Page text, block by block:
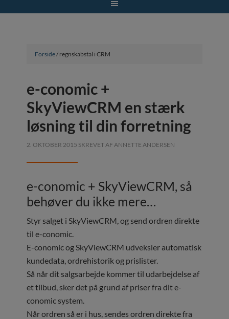
Forside/ regnskabstal i CRM
e-conomic +
SkyViewCRM en stærk
løsning til din forretning
2. OKTOBER 2015 SKREVET AFANNETTE ANDERSEN
e-conomic + SkyViewCRM, så
behøver du ikke mere…
Styr salget i SkyViewCRM, og send ordren direkte
til e-conomic.
E-conomic og SkyViewCRM udveksler automatisk
kundedata, ordrehistorik og prislister.
Så når dit salgsarbejde kommer til udarbejdelse af
et tilbud, sker det på grund af priser fra dit e-
conomic system.
Når ordren så er i hus, sendes ordren direkte fra